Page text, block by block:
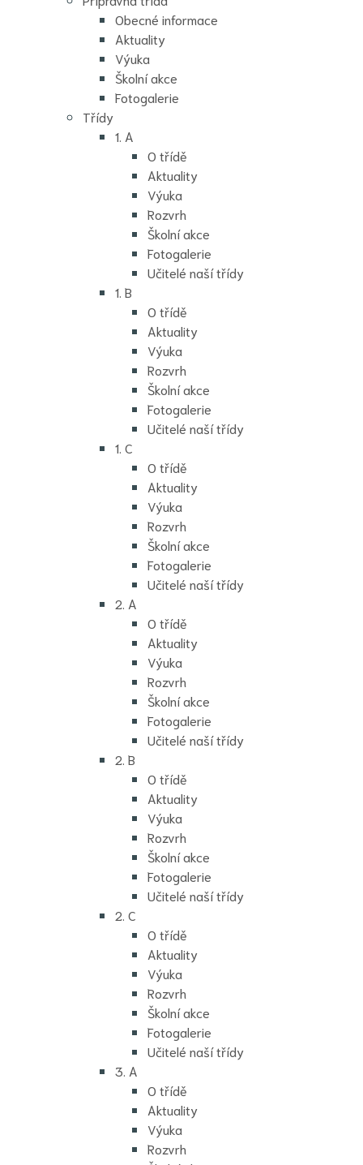
Obecné informace
Aktuality
Výuka
Školní akce
Fotogalerie
Třídy
1. A
O třídě
Aktuality
Výuka
Rozvrh
Školní akce
Fotogalerie
Učitelé naší třídy
1. B
O třídě
Aktuality
Výuka
Rozvrh
Školní akce
Fotogalerie
Učitelé naší třídy
1. C
O třídě
Aktuality
Výuka
Rozvrh
Školní akce
Fotogalerie
Učitelé naší třídy
2. A
O třídě
Aktuality
Výuka
Rozvrh
Školní akce
Fotogalerie
Učitelé naší třídy
2. B
O třídě
Aktuality
Výuka
Rozvrh
Školní akce
Fotogalerie
Učitelé naší třídy
2. C
O třídě
Aktuality
Výuka
Rozvrh
Školní akce
Fotogalerie
Učitelé naší třídy
3. A
O třídě
Aktuality
Výuka
Rozvrh